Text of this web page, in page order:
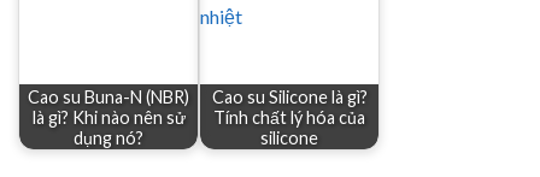
Cao su Buna-N (NBR)
là gì? Khi nào nên sử
dụng nó?
Cao su Silicone là gì?
Tính chất lý hóa của
silicone